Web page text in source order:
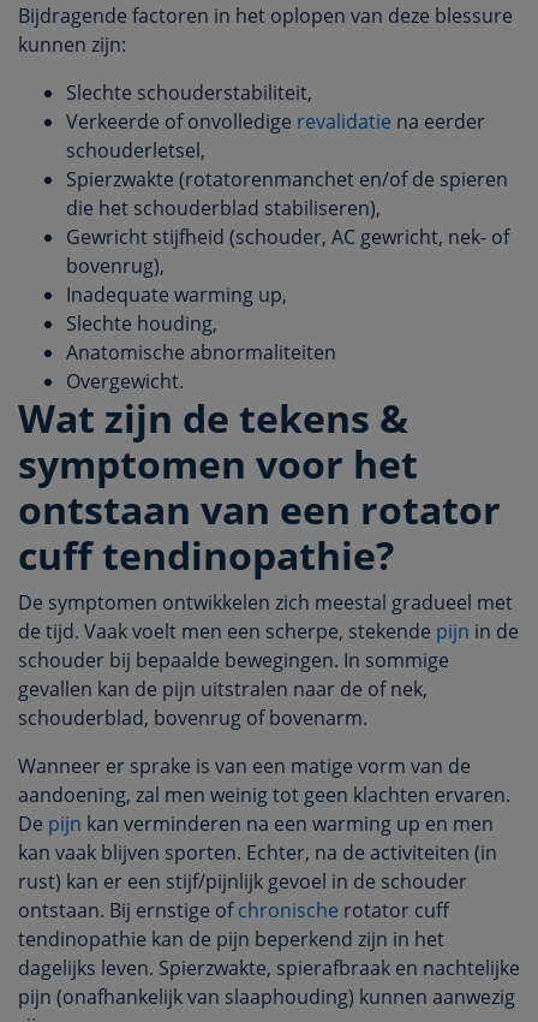
Bijdragende factoren in het oplopen van deze blessure
kunnen zijn:
Slechte schouderstabiliteit,
Verkeerde of onvolledige revalidatie na eerder
schouderletsel,
Spierzwakte (rotatorenmanchet en/of de spieren
die het schouderblad stabiliseren),
Gewricht stijfheid (schouder, AC gewricht, nek- of
bovenrug),
Inadequate warming up,
Slechte houding,
Anatomische abnormaliteiten
Overgewicht.
Wat zijn de tekens &
symptomen voor het
ontstaan van een rotator
cuff tendinopathie?
De symptomen ontwikkelen zich meestal gradueel met
de tijd. Vaak voelt men een scherpe, stekende pijn in de
schouder bij bepaalde bewegingen. In sommige
gevallen kan de pijn uitstralen naar de of nek,
schouderblad, bovenrug of bovenarm.
Wanneer er sprake is van een matige vorm van de
aandoening, zal men weinig tot geen klachten ervaren.
De pijn kan verminderen na een warming up en men
kan vaak blijven sporten. Echter, na de activiteiten (in
rust) kan er een stijf/pijnlijk gevoel in de schouder
ontstaan. Bij ernstige ofchronische rotator cuff
tendinopathie kan de pijn beperkend zijn in het
dagelijks leven. Spierzwakte, spierafbraak en nachtelijke
pijn (onafhankelijk van slaaphouding) kunnen aanwezig